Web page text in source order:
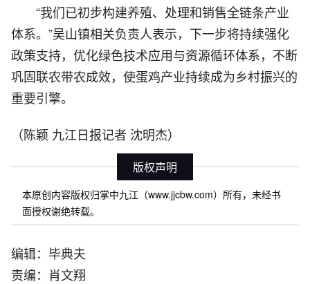
“我们已初步构建养殖、处理和销售全链条产业
体系。”吴山镇相关负责人表示，下一步将持续强化
政策支持，优化绿色技术应用与资源循环体系，不断
巩固联农带农成效，使蛋鸡产业持续成为乡村振兴的
重要引擎。
（陈颖 九江日报记者 沈明杰）
版权声明
本原创内容版权归掌中九江（www.jjcbw.com）所有，未经书
面授权谢绝转载。
编辑：毕典夫
责编：肖文翔